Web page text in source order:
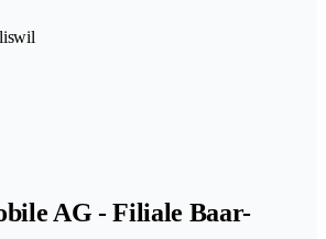
AG - Filiale Baar-